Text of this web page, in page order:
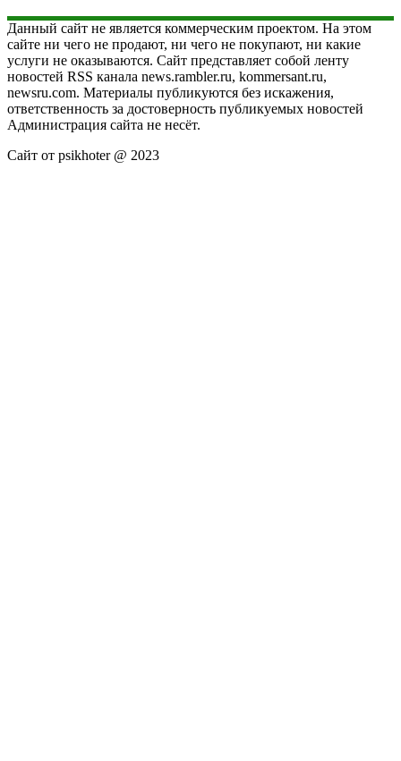
Данный сайт не является коммерческим проектом. На этом
сайте ни чего не продают, ни чего не покупают, ни какие
услуги не оказываются. Сайт представляет собой ленту
новостей RSS канала news.rambler.ru, kommersant.ru,
newsru.com. Материалы публикуются без искажения,
ответственность за достоверность публикуемых новостей
Администрация сайта не несёт.
Сайт от psikhoter @ 2023